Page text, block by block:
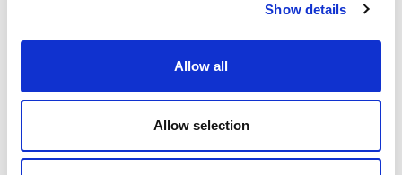
Show details
Allow all
Allow selection